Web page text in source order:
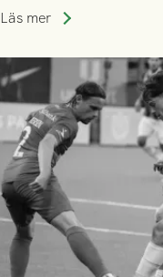
speltid i Hestrafors
Läs mer